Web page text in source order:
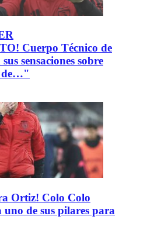
Cuerpo Técnico de
sensaciones sobre
de…"
Ortiz! Colo Colo
de sus pilares para